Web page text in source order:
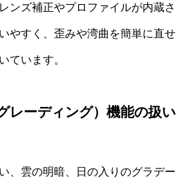
ンズ補正やプロファイルが内蔵さ
やすく、歪みや湾曲を簡単に直せ
ています。
レーディング）機能の扱い
、雲の明暗、日の入りのグラデー